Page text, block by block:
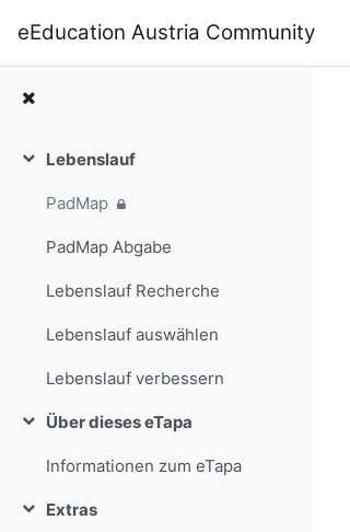
eEducation Austria Community
Einklappen
Lebenslauf
PadMap
PadMap Abgabe
Lebenslauf Recherche
Lebenslauf auswählen
Lebenslauf verbessern
Einklappen
Über dieses eTapa
Informationen zum eTapa
Einklappen
Extras